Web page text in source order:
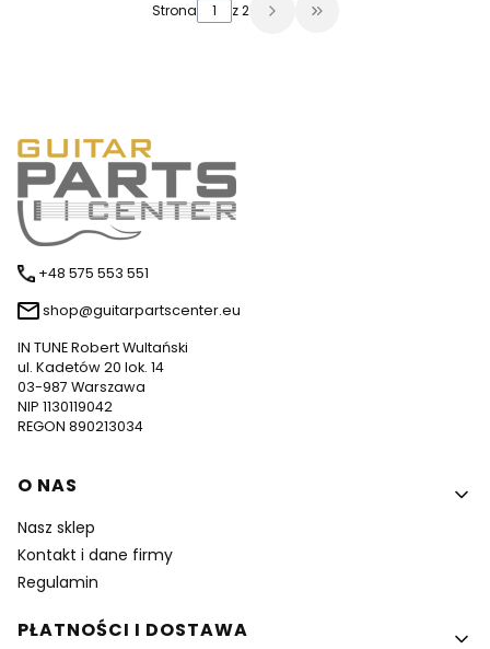
Strona z 2 Przejdź do ostatniej
+48 575 553 551
shop@guitarpartscenter.eu
IN TUNE Robert Wultański
ul. Kadetów 20 lok. 14
03-987 Warszawa
NIP 1130119042
REGON 890213034
Linki w stopce
O NAS
Nasz sklep
Kontakt i dane firmy
Regulamin
PŁATNOŚCI I DOSTAWA